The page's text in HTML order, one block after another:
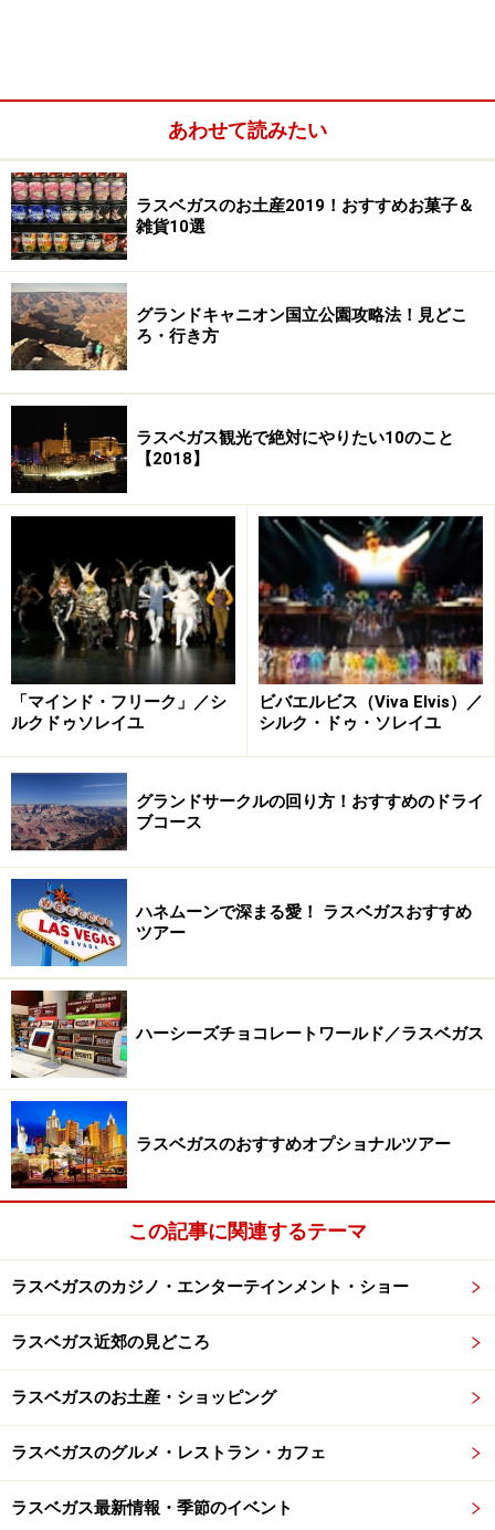
ラスベガスには、無料で楽しめるアトラクションがたく
さん。その中でも最も人気なのが、ベラージオの「噴水
ショー」。音楽に合わせて踊る噴水は優雅で、とても贅
沢な気持ちにさせてくれます。
平日は1日2回、週末は1日3回行われているミラージュの火山
噴火
他には、ミラージュの「火山噴火」やフリーモントスト
リートの「フリーモント・エクスペリエンス」もおすす
めです。
ラスベガスのショー、エンターテイメント 」
をご覧ください。
2：シルク・ド・ソレイユの常設ショーを見
たい！
マイケル・ジャクソンのONEは、ファンじゃなくてもすごく
楽しめるステージ （C）Smooth Criminal
ラスベガスに7つ常設されているエンターテイメント集
団シルク・ド・ソレイユショーも外せないアトラクショ
ン！世界中でツアーショーを行っていますが、常設ショ
ーは、そのためだけに作り込まれたセットの中で行われ
るので、レベルが違います。
中でも、おすすめ度ダントツ一位が、ベラージオで行わ
れている水のショー「オー」！次にMGMグランドのスト
ーリー仕立てのショー「カー」。この2つを見たことが
ある人におすすめなのは、マンダレイ・ベイの「マイケ
ル・ジャクソン”ONE”」！
ラスベガスのシルク・ドゥ・ソレイユ基本情
報」、「ラスベガスのシルク・ドゥ・ソレイユ」をご覧
ください！
3：ラスベガスで世界一周をしたい！
時間がなくてもベネチアンの外観＆内装は必見！
あわせて読みたい
ラスベガスのお土産2019！おすすめお菓子＆
雑貨10選
グランドキャニオン国立公園攻略法！見どこ
ろ・行き方
ラスベガス観光で絶対にやりたい10のこと
【2018】
「マインド・フリーク」／シ
ルクドゥソレイユ
ビバエルビス（Viva Elvis）／
シルク・ドゥ・ソレイユ
グランドサークルの回り方！おすすめのドライ
ブコース
ハネムーンで深まる愛！ ラスベガスおすすめ
ツアー
ハーシーズチョコレートワールド／ラスベガス
ラスベガスのおすすめオプショナルツアー
この記事に関連するテーマ
ラスベガスのカジノ・エンターテインメント・ショー
ラスベガス近郊の見どころ
ラスベガスのお土産・ショッピング
ラスベガスのグルメ・レストラン・カフェ
ラスベガス最新情報・季節のイベント